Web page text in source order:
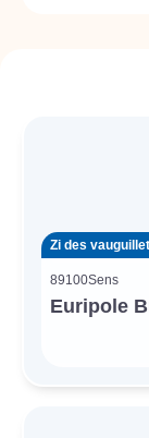
Zi des
89100Sens
Euripole